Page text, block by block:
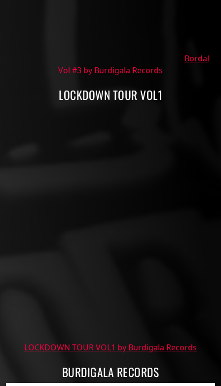
Bordal
Vol #3 by Burdigala Records
LOCKDOWN TOUR VOL1
LOCKDOWN TOUR VOL1 by Burdigala Records
BURDIGALA RECORDS